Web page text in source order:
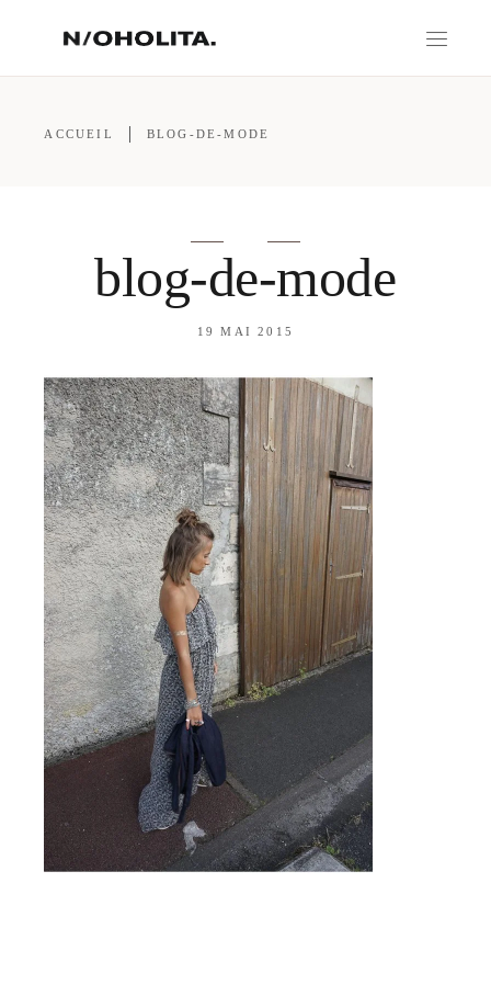
ACCUEIL BLOG-DE-MODE
blog-de-mode
19 MAI 2015